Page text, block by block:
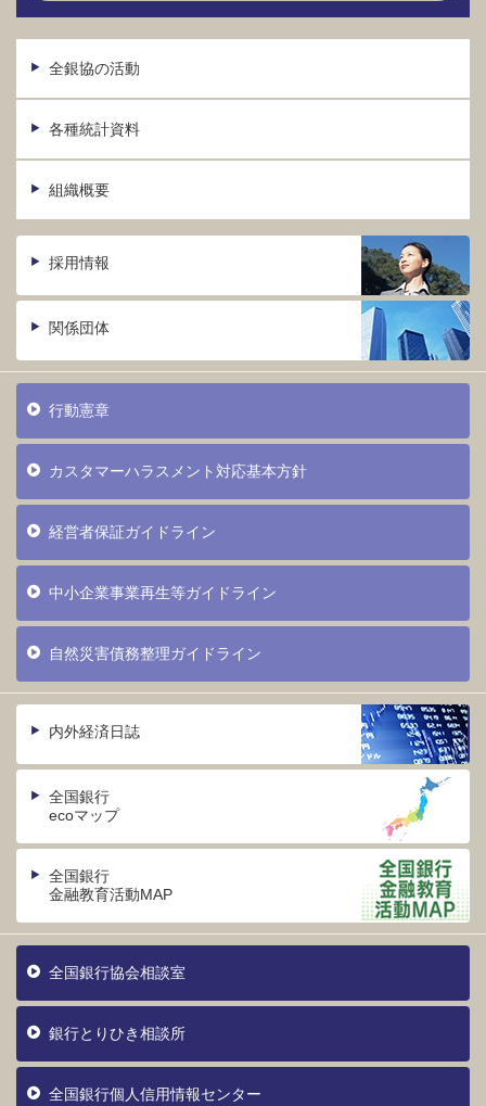
全銀協の活動
各種統計資料
組織概要
採用情報
関係団体
行動憲章
カスタマーハラスメント対応基本方針
経営者保証ガイドライン
中小企業事業再生等ガイドライン
自然災害債務整理ガイドライン
内外経済日誌
全国銀行
ecoマップ
全国銀行
金融教育活動MAP
全国銀行協会相談室
銀行とりひき相談所
全国銀行個人信用情報センター